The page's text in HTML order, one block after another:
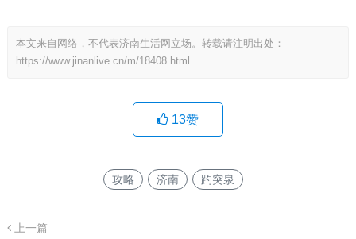
本文来自网络，不代表济南生活网立场。转载请注明出处：
https://www.jinanlive.cn/m/18408.html
13赞
攻略 济南 趵突泉
上一篇